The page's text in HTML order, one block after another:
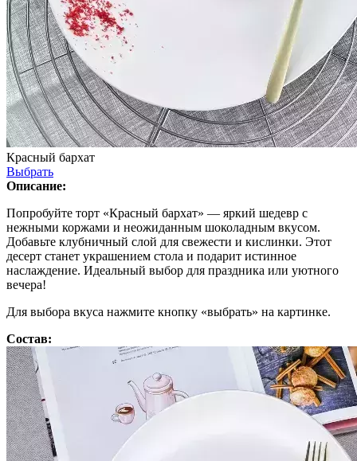
Красный бархат
Выбрать
Описание:
Попробуйте торт «Красный бархат» — яркий шедевр с
нежными коржами и неожиданным шоколадным вкусом.
Добавьте клубничный слой для свежести и кислинки. Этот
десерт станет украшением стола и подарит истинное
наслаждение. Идеальный выбор для праздника или уютного
вечера!
Для выбора вкуса нажмите кнопку «выбрать» на картинке.
Состав: